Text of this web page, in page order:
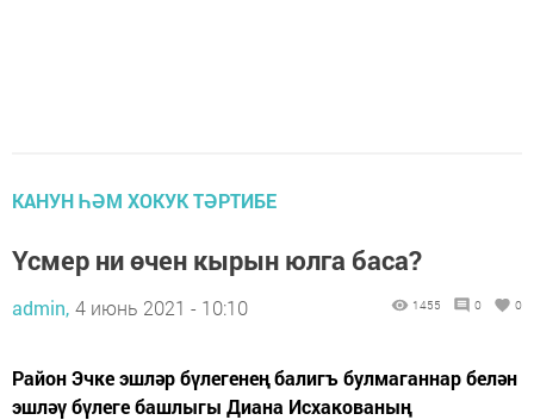
КАНУН ҺӘМ ХОКУК ТӘРТИБЕ
Үсмер ни өчен кырын юлга баса?
admin, 4 июнь 2021 - 10:10 1455 0 0
Район Эчке эшләр бүлегенең балигъ булмаганнар белән
эшләү бүлеге башлыгы Диана Исхакованың